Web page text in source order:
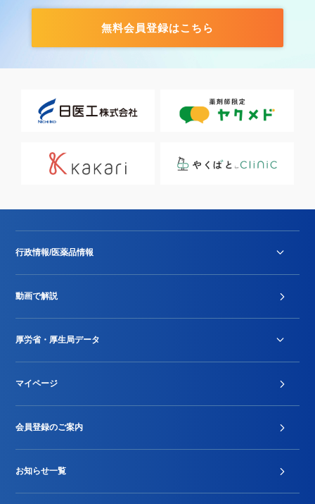
無料会員登録はこちら
行政情報/医薬品情報
Stu-GEレポート
動画で解説
厚労省・厚生局データ
2024年度新設項目届出状況
マイページ
会員登録のご案内
お知らせ一覧